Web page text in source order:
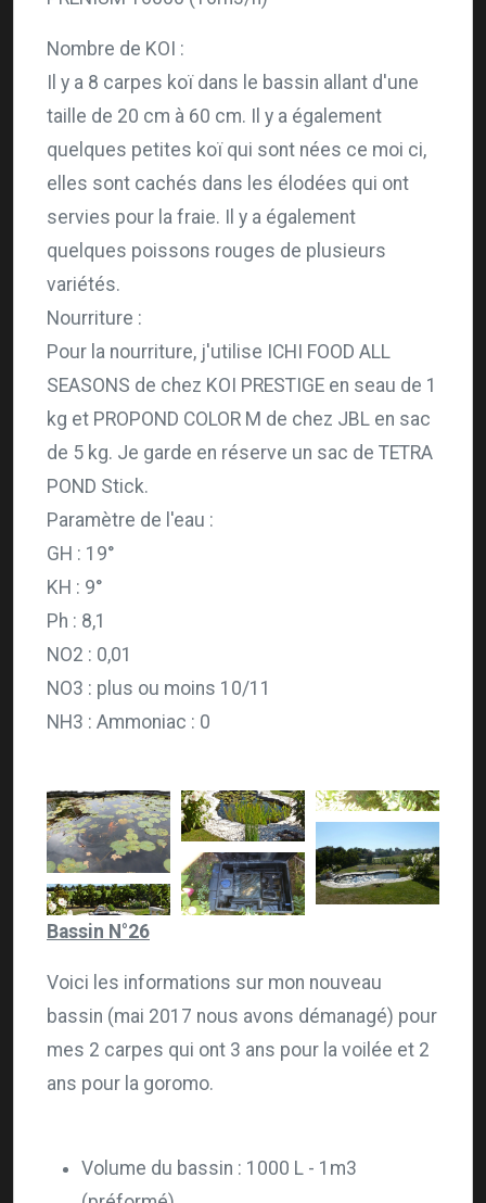
Nombre de KOI :
Il y a 8 carpes koï dans le bassin allant d'une
taille de 20 cm à 60 cm. Il y a également
quelques petites koï qui sont nées ce moi ci,
elles sont cachés dans les élodées qui ont
servies pour la fraie. Il y a également
quelques poissons rouges de plusieurs
variétés.
Nourriture :
Pour la nourriture, j'utilise ICHI FOOD ALL
SEASONS de chez KOI PRESTIGE en seau de 1
kg et PROPOND COLOR M de chez JBL en sac
de 5 kg. Je garde en réserve un sac de TETRA
POND Stick.
Paramètre de l'eau :
GH : 19°
KH : 9°
Ph : 8,1
NO2 : 0,01
NO3 : plus ou moins 10/11
NH3 : Ammoniac : 0
Bassin N°26
Voici les informations sur mon nouveau
bassin (mai 2017 nous avons démanagé) pour
mes 2 carpes qui ont 3 ans pour la voilée et 2
ans pour la goromo.
Volume du bassin : 1000 L - 1m3